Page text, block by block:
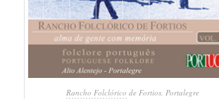
Rancho Folclórico de Fortios, Portalegre